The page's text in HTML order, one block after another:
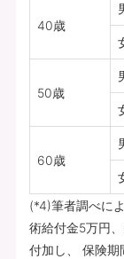
40歳
50歳
60歳
(*4)筆者調べに
術給付金5万円
付加し、 保険期